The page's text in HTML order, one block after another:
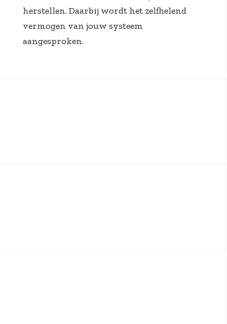
herstellen. Daarbij wordt het zelfhelend
vermogen van jouw systeem
aangesproken.